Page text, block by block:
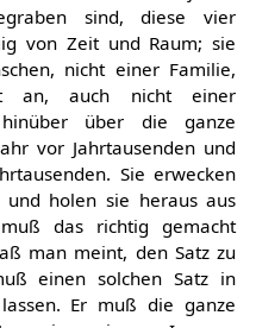
sind, diese vier
von Zeit und Raum; sie
nicht einer Familie,
an, auch nicht einer
über die ganze
vor Jahrtausenden und
Sie erwecken
holen sie heraus aus
das richtig gemacht
man meint, den Satz zu
einen solchen Satz in
Er muß die ganze